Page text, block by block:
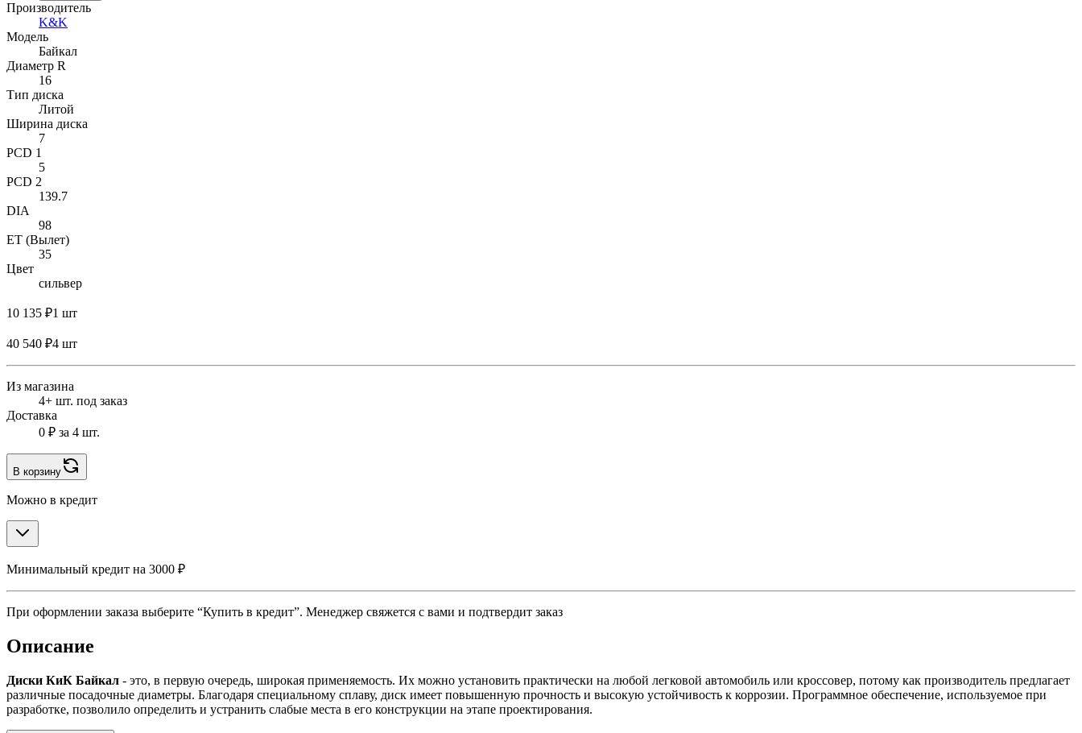
Производитель
K&K
Модель
Байкал
Диаметр R
16
Тип диска
Литой
Ширина диска
7
PCD 1
5
PCD 2
139.7
DIA
98
ET (Вылет)
35
Цвет
сильвер
10 135 ₽1 шт
40 540 ₽4 шт
Из магазина
4+ шт. под заказ
Доставка
0 ₽ за 4 шт.
В корзину
Можно в кредит
Минимальный кредит на 3000 ₽
При оформлении заказа выберите “Купить в кредит”. Менеджер свяжется с вами и подтвердит заказ
Описание
Диски КиК Байкал - это, в первую очередь, широкая применяемость. Их можно установить практически на любой легковой автомобиль или кроссовер, потому как производитель предлагает
различные посадочные диаметры. Благодаря специальному сплаву, диск имеет повышенную прочность и высокую устойчивость к коррозии. Программное обеспечение, используемое при
разработке, позволило определить и устранить слабые места в его конструкции на этапе проектирования.